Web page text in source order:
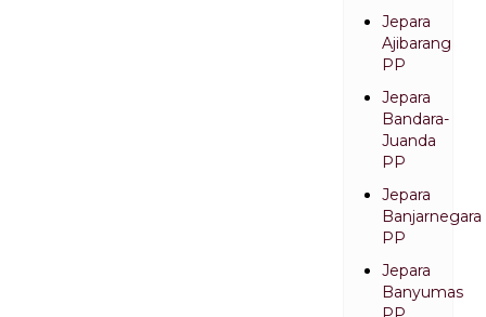
Jepara
Ajibarang
PP
Jepara
Bandara-
Juanda
PP
Jepara
Banjarnegara
PP
Jepara
Banyumas